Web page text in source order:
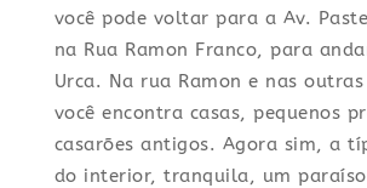
você pode voltar para a Av.
na Rua Ramon Franco, para
Urca. Na rua Ramon e nas
você encontra casas, pequenos
casarões antigos. Agora sim, a
do interior, tranquila, um paraíso